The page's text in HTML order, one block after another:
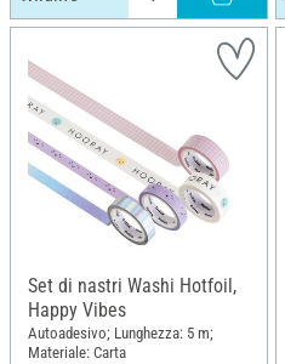
Set di nastri Washi Hotfoil,
Happy Vibes
Autoadesivo; Lunghezza: 5 m;
Materiale: Carta